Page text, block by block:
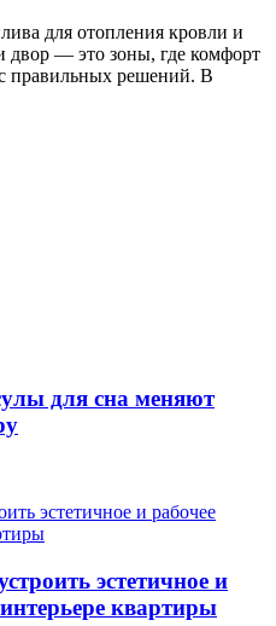
для отопления кровли и
двор — это зоны, где комфорт
правильных решений. В
для сна меняют
эстетичное и
квартиры